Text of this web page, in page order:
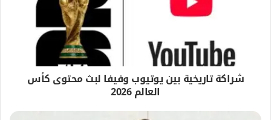
شراكة تاريخية بين يوتيوب وفيفا لبث محتوى كأس
العالم 2026